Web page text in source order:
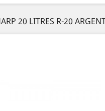
20 LITRES R-20